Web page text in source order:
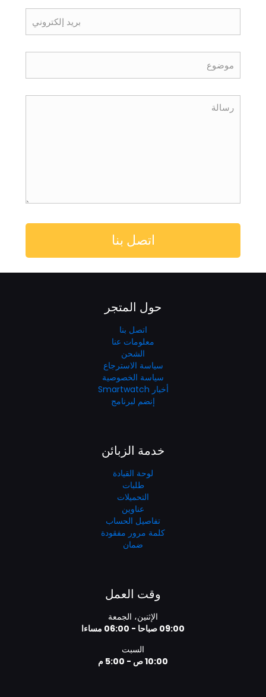
حول المتجر
اتصل بنا
معلومات عنا
الشحن
سياسة الاسترجاع
سياسة الخصوصية
أخبار Smartwatch
إنضم لبرنامج
خدمة الزبائن
لوحة القيادة
طلبات
التحميلات
عناوين
تفاصيل الحساب
كلمة مرور مفقودة
ضمان
وقت العمل
الإثنين، الجمعة
09:00 صباحا - 06:00 مساءا
السبت
10:00 ص - 5:00 م